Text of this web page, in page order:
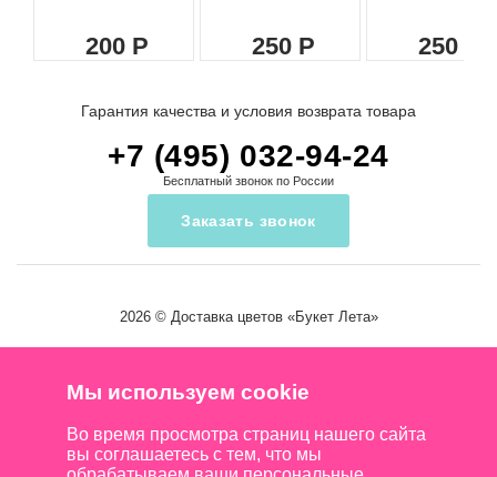
200 250 250
Гарантия качества и условия возврата товара
+7 (495) 032-94-24
Бесплатный звонок по России
Заказать звонок
2026 © Доставка цветов«Букет Лета»
Мы используем cookie
Во время просмотра страниц нашего сайта
вы соглашаетесь с тем, что мы